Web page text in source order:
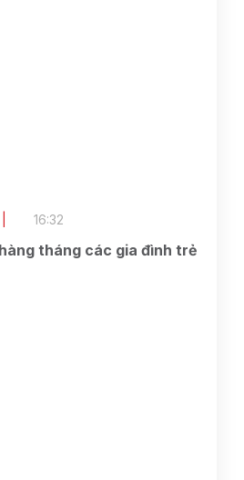
tháng các gia đình trẻ
16:32